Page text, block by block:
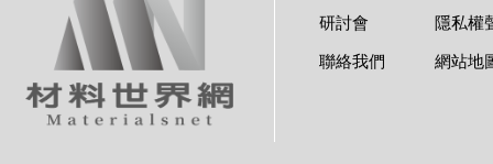
研討會
隱私權
聯絡我們
網站地